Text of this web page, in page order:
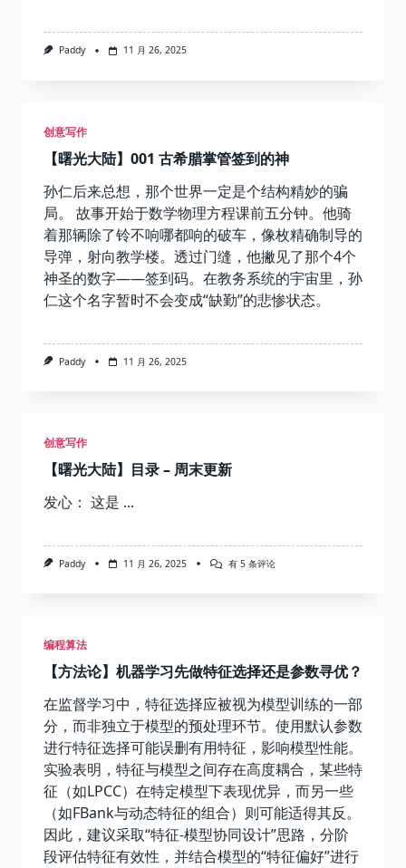
Paddy 11 月 26, 2025
创意写作
【曙光大陆】001 古希腊掌管签到的神
孙仁后来总想，那个世界一定是个结构精妙的骗
局。 故事开始于数学物理方程课前五分钟。他骑
着那辆除了铃不响哪都响的破车，像枚精确制导的
导弹，射向教学楼。透过门缝，他撇见了那个4个
神圣的数字——签到码。在教务系统的宇宙里，孙
仁这个名字暂时不会变成“缺勤”的悲惨状态。
Paddy 11 月 26, 2025
创意写作
【曙光大陆】目录 – 周末更新
发心： 这是 ...
Paddy 11 月 26, 2025
【曙
末
新
有 5 条评论
编程算法
【方法论】机器学习先做特征选择还是参数寻优？
在监督学习中，特征选择应被视为模型训练的一部
分，而非独立于模型的预处理环节。使用默认参数
进行特征选择可能误删有用特征，影响模型性能。
实验表明，特征与模型之间存在高度耦合，某些特
征（如LPCC）在特定模型下表现优异，而另一些
（如FBank与动态特征的组合）则可能适得其反。
因此，建议采取“特征-模型协同设计”思路，分阶
段评估特征有效性，并结合模型的“特征偏好”进行